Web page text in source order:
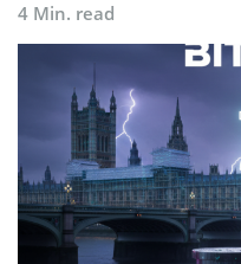
4 Min. read